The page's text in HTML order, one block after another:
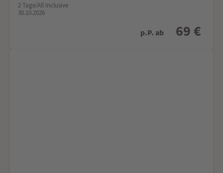
2 Tage/All Inclusive
30.10.2026
p.P. ab 69 €